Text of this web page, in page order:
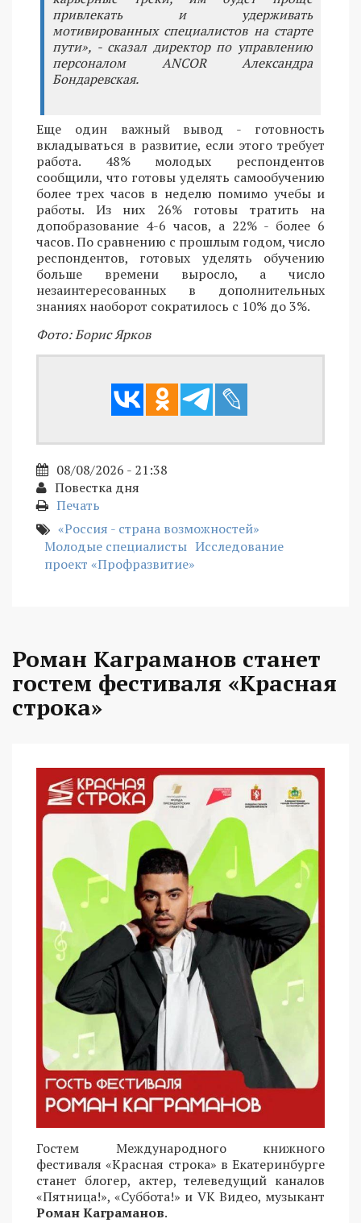
привлекать и удерживать
мотивированных специалистов на старте
пути», - сказал директор по управлению
персоналом ANCOR Александра
Бондаревская.
Еще один важный вывод - готовность
вкладываться в развитие, если этого требует
работа. 48% молодых респондентов
сообщили, что готовы уделять самообучению
более трех часов в неделю помимо учебы и
работы. Из них 26% готовы тратить на
допобразование 4-6 часов, а 22% - более 6
часов. По сравнению с прошлым годом, число
респондентов, готовых уделять обучению
больше времени выросло, а число
незаинтересованных в дополнительных
знаниях наоборот сократилось с 10% до 3%.
Фото: Борис Ярков
08/08/2026 - 21:38
Повестка дня
Печать
«Россия - страна возможностей»
Молодые специалисты Исследование
проект «Профразвитие»
Роман Каграманов станет
гостем фестиваля «Красная
строка»
Гостем Международного книжного
фестиваля «Красная строка» в Екатеринбурге
станет блогер, актер, телеведущий каналов
«Пятница!», «Суббота!» и VK Видео, музыкант
Роман Каграманов.